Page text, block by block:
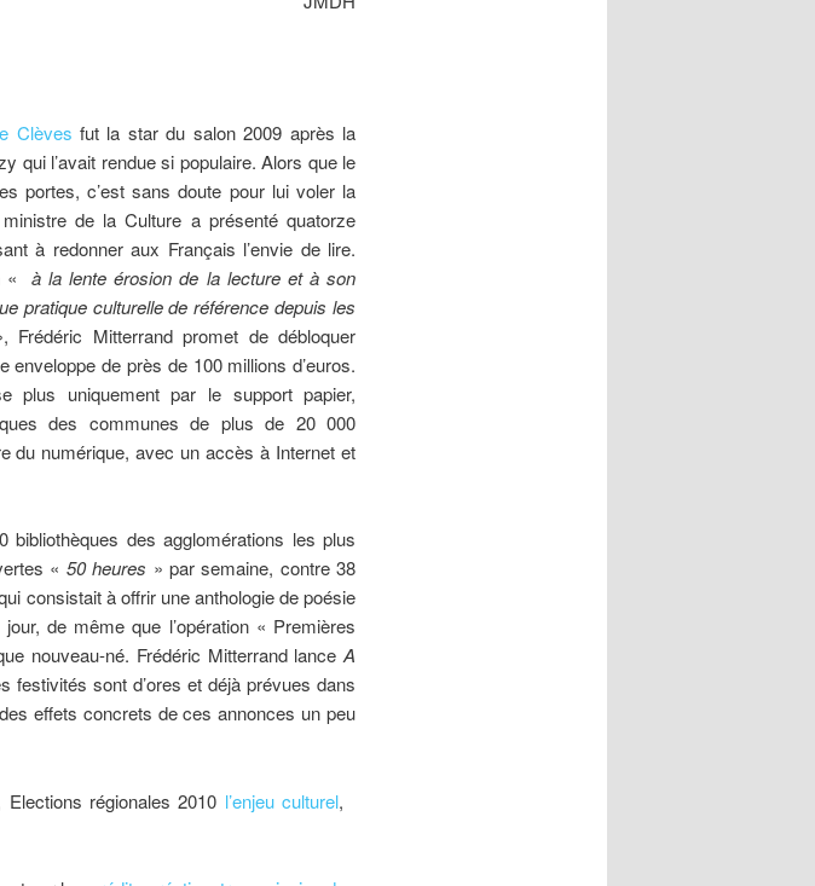
Clèves fut la star du salon 2009 après la
qui l’avait rendue si populaire. Alors que le
portes, c’est sans doute pour lui voler la
de la Culture a présenté quatorze
à redonner aux Français l’envie de lire.
« à la lente érosion de la lecture et à son
pratique culturelle de référence depuis les
Frédéric Mitterrand promet de débloquer
enveloppe de près de 100 millions d’euros.
plus uniquement par le support papier,
des communes de plus de 20 000
du numérique, avec un accès à Internet et
des agglomérations les plus
« 50 heures » par semaine, contre 38
consistait à offrir une anthologie de poésie
de même que l’opération « Premières
nouveau-né. Frédéric Mitterrand lanceA
festivités sont d’ores et déjà prévues dans
effets concrets de ces annonces un peu
Elections régionales 2010 l’enjeu culturel,